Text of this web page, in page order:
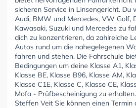
sicheren Service in Linsengericht. Du
Audi, BMW und Mercedes, VW Golf,
Kawasaki, Suzuki und Mercedes zu
dich zu konzentrieren, da zahlreiche
Autos rund um die nahegelegenen
fahren und stehen. Die Fahrschule
Bedingungen um deine Klasse A1,
Klasse BE, Klasse B96, Klasse AM,
Klasse C1E, Klasse C, Klasse CE,
Mofa - Prüfbescheinigung zu
Steffen Veit Sie können einen Termin